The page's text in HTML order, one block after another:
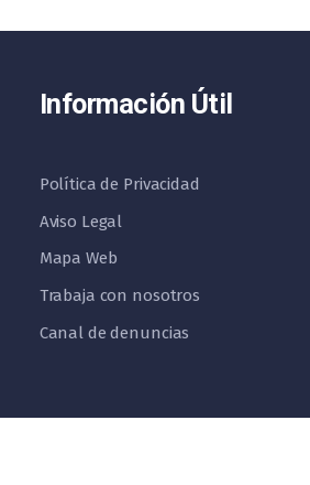
Información Útil
Política de Privacidad
Aviso Legal
Mapa Web
Trabaja con nosotros
Canal de denuncias